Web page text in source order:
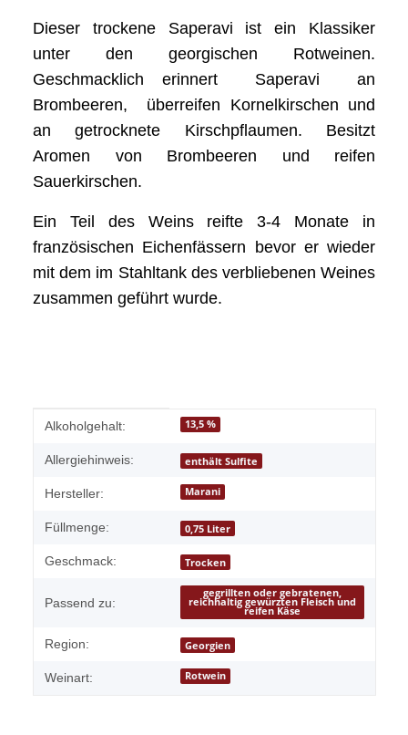
Dieser trockene Saperavi ist ein Klassiker
unter den georgischen Rotweinen.
Geschmacklich erinnert Saperavi an
Brombeeren, überreifen Kornelkirschen und
an getrocknete Kirschpflaumen. Besitzt
Aromen von Brombeeren und reifen
Sauerkirschen.
Ein Teil des Weins reifte 3-4 Monate in
französischen Eichenfässern bevor er wieder
mit dem im Stahltank des verbliebenen Weines
zusammen geführt wurde.
Produkteigenschaft
Wert
Alkoholgehalt: 13,5 %
Allergiehinweis: enthält Sulfite
Hersteller: Marani
Füllmenge: 0,75 Liter
Geschmack: Trocken
Passend zu:
gegrillten oder gebratenen,
reichhaltig gewürzten Fleisch und
reifen Käse
Region: Georgien
Weinart: Rotwein